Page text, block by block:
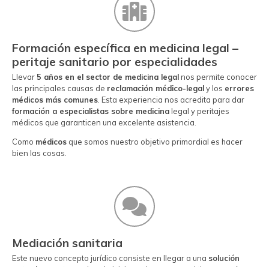
Formación específica en medicina legal –
peritaje sanitario por especialidades
Llevar 5 años en el sector de medicina legalnos permite conocer
las principales causas de reclamación médico-legaly los errores
médicos más comunes. Esta experiencia nos acredita para dar
formación a especialistas sobre medicina legal y peritajes
médicos que garanticen una excelente asistencia.
Como médicos que somos nuestro objetivo primordial es hacer
bien las cosas.
Mediación sanitaria
Este nuevo concepto jurídico consiste en llegar a una solución